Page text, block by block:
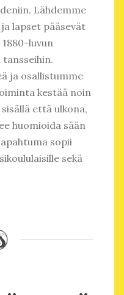
Lähdemme
lapset pääsevät
luvun
ja osallistumme
kestää noin
että ulkona,
huomioida sään
sopii
sekä